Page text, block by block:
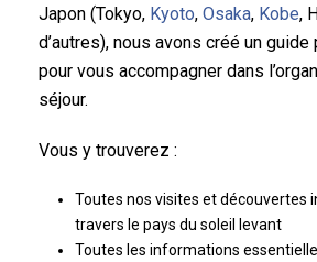
Japon (Tokyo, Kyoto, Osaka, Kobe,
d’autres), nous avons créé un
pour vous accompagner dans
séjour.
Vous y trouverez :
Toutes nos visites et découvertes
travers le pays du soleil levant
Toutes les informations